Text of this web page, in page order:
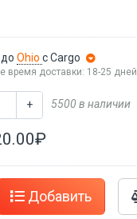
доOhioс Cargo
время доставки: 18-25 дней
+ 5500 в наличии
Добавить